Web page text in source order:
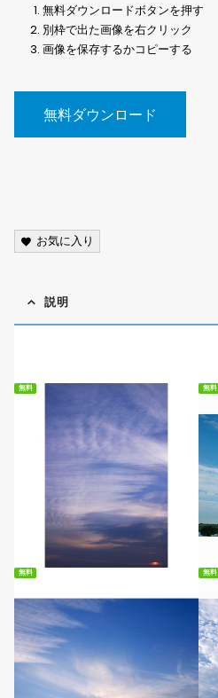
無料ダウンロードボタンを押す
別枠で出た画像を右クリック
画像を保存するかコピーする
無料ダウンロード
お気に入り
説明
無料
無料ダウンロード
無料
無料 無料